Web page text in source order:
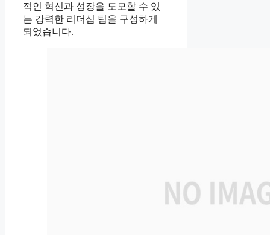
적인 혁신과 성장을 도모할 수 있
는 강력한 리더십 팀을 구성하게
되었습니다.